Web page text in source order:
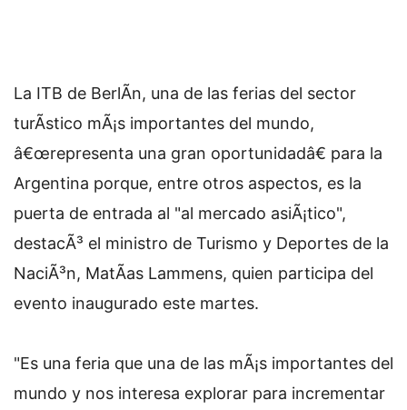
La ITB de BerlÃ­n, una de las ferias del sector
turÃ­stico mÃ¡s importantes del mundo,
â€œrepresenta una gran oportunidadâ€ para la
Argentina porque, entre otros aspectos, es la
puerta de entrada al "al mercado asiÃ¡tico",
destacÃ³ el ministro de Turismo y Deportes de la
NaciÃ³n, MatÃ­as Lammens, quien participa del
evento inaugurado este martes.
"Es una feria que una de las mÃ¡s importantes del
mundo y nos interesa explorar para incrementar